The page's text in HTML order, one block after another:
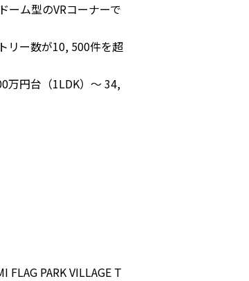
ーム型のVRコーナーで
リー数が10, 500件を超
万円台（1LDK）～ 34,
FLAG PARK VILLAGE T